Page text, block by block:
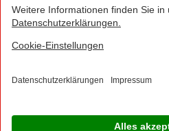
Barrierefreiheitserklärung
Jetzt Ihre NORMA
mehr Angebote